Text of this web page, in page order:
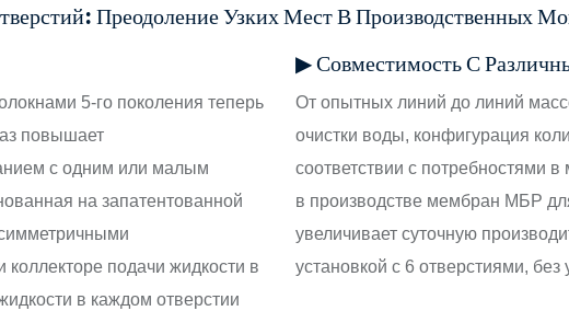
Преодоление Узких Мест В Производственных
5-го поколения теперь
повышает
с одним или малым
на запатентованной
подачи жидкости в
в каждом отверстии
▶ Совместимость С
От опытных линий до линий
очистки воды, конфигурация
соответствии с потребностями
в производстве мембран МБР
увеличивает суточную
установкой с 6 отверстиями,